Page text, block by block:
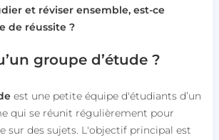
et réviser ensemble, est-ce
de réussite ?
groupe d’étude ?
est une petite équipe d'étudiants d’un
qui se réunit régulièrement pour
sur des sujets. L'objectif principal est